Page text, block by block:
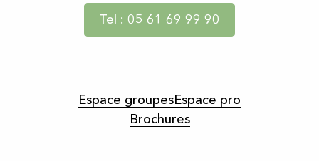
Tel : 05 61 69 99 90
Espace groupesEspace pro
Brochures